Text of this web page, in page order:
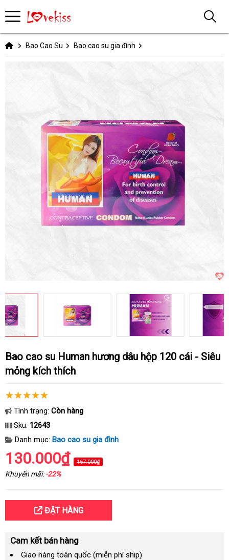
Bao Cao Su Bao cao su gia đình
Bao cao su Human hương dâu hộp 120 cái - Siêu
mỏng kích thích
Tình trạng: Còn hàng
Sku: 12643
Danh mục: Bao cao su gia đình
130.000₫ 167.000₫
Khuyến mãi:-22%
ĐẶT HÀNG
Cam kết bán hàng
Giao hàng toàn quốc (miễn phí ship)